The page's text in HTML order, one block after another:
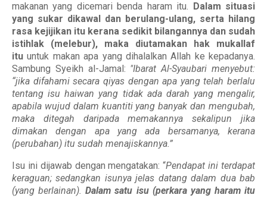
makanan yang dicemari benda haram itu. Dalam situasi
yang sukar dikawal dan berulang-ulang, serta hilang
rasa kejijikan itu kerana sedikit bilangannya dan sudah
istihlak (melebur), maka diutamakan hak mukallaf
itu untuk makan apa yang dihalalkan Allah ke kepadanya.
Sambung Syeikh al-Jamal: "Ibarat Al-Syaubari menyebut:
“jika difahami secara qiyas dengan apa yang telah berlalu
tentang isu haiwan yang tidak ada darah yang mengalir,
apabila wujud dalam kuantiti yang banyak dan mengubah,
maka ditegah daripada memakannya sekalipun jika
dimakan dengan apa yang ada bersamanya, kerana
(perubahan) itu sudah menajiskannya.”
Isu ini dijawab dengan mengatakan: “Pendapat ini terdapat
keraguan; sedangkan isunya jelas datang dalam dua bab
(yang berlainan).Dalam satu isu (perkara yang haram itu